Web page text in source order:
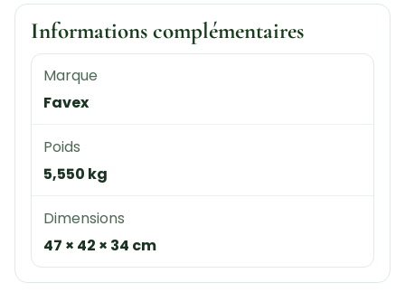
Informations complémentaires
Marque
Favex
Poids
5,550 kg
Dimensions
47 × 42 × 34 cm